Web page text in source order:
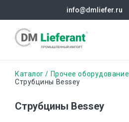
содержанию
info@dmliefer.ru
Строка
Каталог Прочее оборудование
Струбцины Bessey
Струбцины Bessey